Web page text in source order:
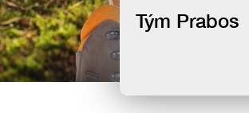
Tým Prabos